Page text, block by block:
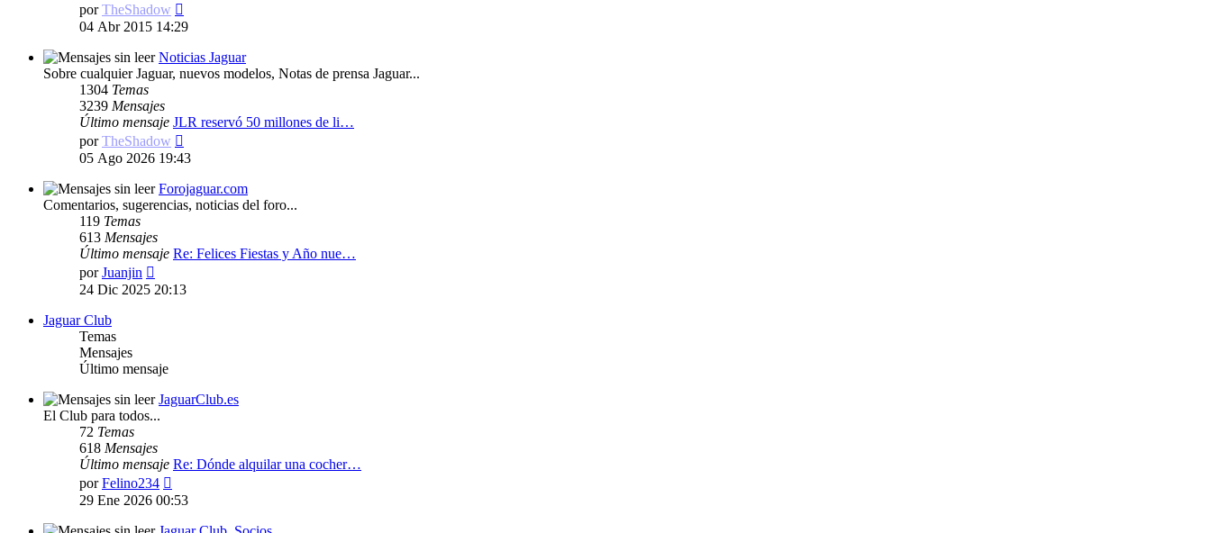
porTheShadow
último
04 Abr 2015 14:29
Noticias Jaguar
Sobre cualquier Jaguar, nuevos modelos, Notas de prensa Jaguar...
1304 Temas
3239 Mensajes
Último mensaje JLR reservó 50 millones de li…
porTheShadow
último
05 Ago 2026 19:43
Forojaguar.com
Comentarios, sugerencias, noticias del foro...
119 Temas
613 Mensajes
Último mensaje Re: Felices Fiestas y Año nue…
porJuanjin
último
24 Dic 2025 20:13
Jaguar Club
Temas
Mensajes
Último mensaje
JaguarClub.es
El Club para todos...
72 Temas
618 Mensajes
Último mensaje Re: Dónde alquilar una cocher…
porFelino234
último
29 Ene 2026 00:53